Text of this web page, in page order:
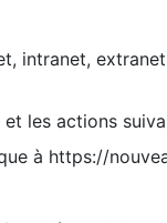
intranet,
les actions
à https://